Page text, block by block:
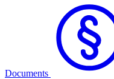
Documents